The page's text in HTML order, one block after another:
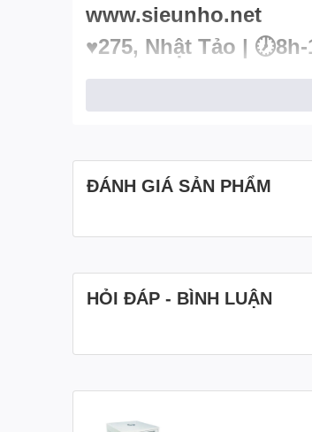
www.sieunho.net
♥️275, Nhật Tảo |
ĐÁNH GIÁ SẢN PHẨM
HỎI ĐÁP - BÌNH LUẬN